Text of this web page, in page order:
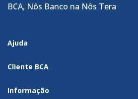
BCA, Nôs Banco na Nôs Tera
Ajuda
Cliente BCA
Informação